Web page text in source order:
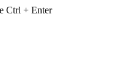
Ctrl + Enter